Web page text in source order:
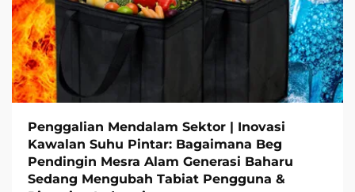
Penggalian Mendalam Sektor | Inovasi
Kawalan Suhu Pintar: Bagaimana Beg
Pendingin Mesra Alam Generasi Baharu
Sedang Mengubah Tabiat Pengguna &